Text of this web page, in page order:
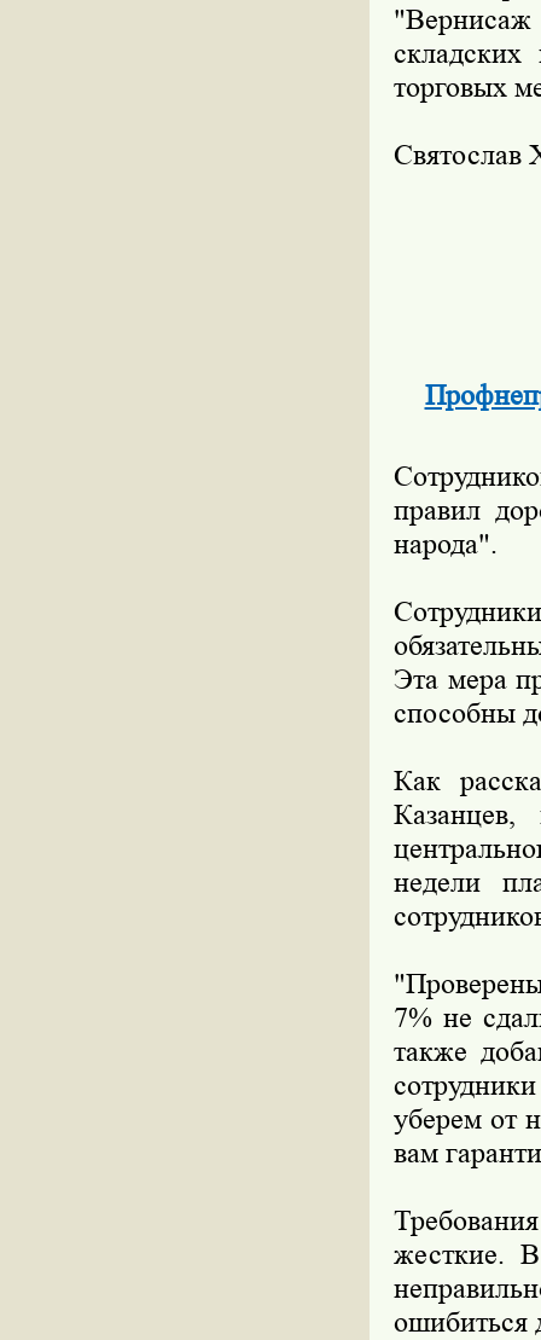
"Вернисаж
торговых
правил
народа".
Эта мера
способны
Как
недели
7% не
также
уберем от
вам
жесткие.
ошибиться